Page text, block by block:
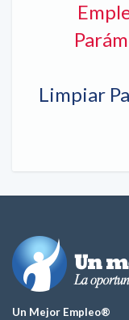
Limpiar
Un Mejor Empleo®